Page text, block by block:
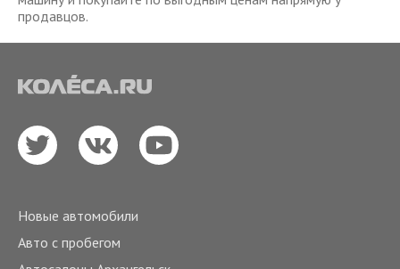
продавцов.
Новые автомобили
Авто с пробегом